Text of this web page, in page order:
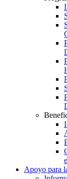
Apoyo para